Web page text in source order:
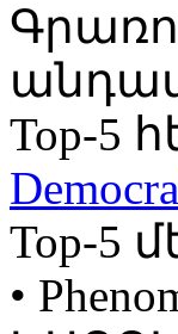
Top-5
Top-5
•